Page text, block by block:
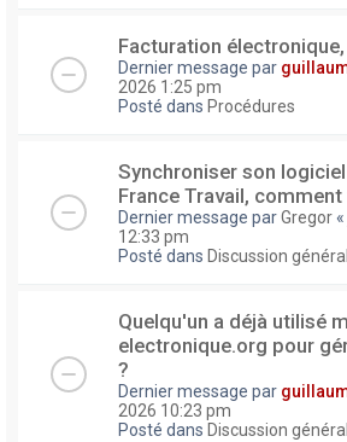
Facturation
Dernier message par
2026 1:25 pm
Posté dans Procédures
Synchroniser son
France Travail,
Dernier message parGregor «
12:33 pm
Posté dans Discussion
Quelqu'un a déjà utilisé
electronique.org pour
?
Dernier message par
2026 10:23 pm
Posté dans Discussion